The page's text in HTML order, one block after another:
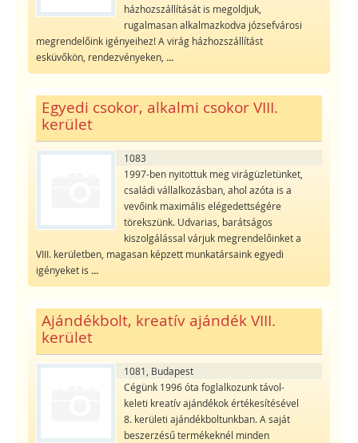
házhozszállítását is megoldjuk,
rugalmasan alkalmazkodva józsefvárosi
megrendelőink igényeihez! A virág házhozszállítást
esküvőkön, rendezvényeken, ...
Egyedi csokor, alkalmi csokor VIII.
kerület
1083
1997-ben nyitottuk meg virágüzletünket,
családi vállalkozásban, ahol azóta is a
vevőink maximális elégedettségére
törekszünk. Udvarias, barátságos
kiszolgálással várjuk megrendelőinket a
VIII. kerületben, magasan képzett munkatársaink egyedi
igényeket is ...
Ajándékbolt, kreatív ajándék VIII.
kerület
1081, Budapest
Cégünk 1996 óta foglalkozunk távol-
keleti kreatív ajándékok értékesítésével
8. kerületi ajándékboltunkban. A saját
beszerzésű termékeknél minden